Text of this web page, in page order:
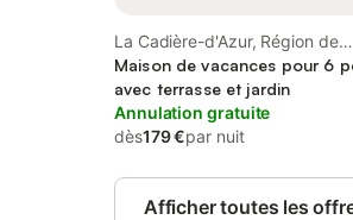
La Cadière-d'Azur, Région de
Toulon
Maison de vacances pour 6
avec terrasse et jardin
Annulation gratuite
dès179 €par nuit
Afficher toutes les